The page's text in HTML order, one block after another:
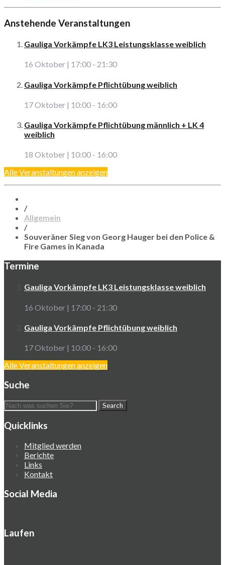
Anstehende Veranstaltungen
Gauliga Vorkämpfe LK3 Leistungsklasse weiblich
16 Oktober | 17:00 - 21:30
Gauliga Vorkämpfe Pflichtübung weiblich
17 Oktober | 10:00 - 16:00
Gauliga Vorkämpfe Pflichtübung männlich + LK 4
weiblich
18 Oktober | 10:00 - 16:00
Alle Veranstaltungen anzeigen
/
Allgemein
/
Souveräner Sieg von Georg Hauger bei den Police &
Fire Games in Kanada
Termine
Gauliga Vorkämpfe LK3 Leistungsklasse weiblich
16 Oktober | 17:00 - 21:30
Gauliga Vorkämpfe Pflichtübung weiblich
17 Oktober | 10:00 - 16:00
Alle Veranstaltungen anzeigen
Suche
Quicklinks
Mitglied werden
Berichte
Links
Kontakt
Social Media
Laufen